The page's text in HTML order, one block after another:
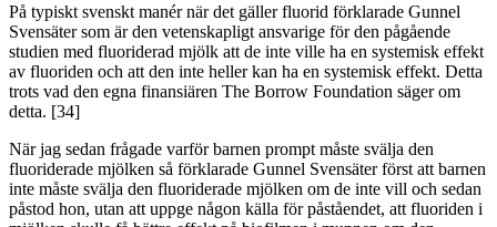
På typiskt svenskt manér när det gäller fluorid förklarade Gunnel
Svensäter som är den vetenskapligt ansvarige för den pågående
studien med fluoriderad mjölk att de inte ville ha en systemisk effekt
av fluoriden och att den inte heller kan ha en systemisk effekt. Detta
trots vad den egna finansiären The Borrow Foundation säger om
detta. [34]
När jag sedan frågade varför barnen prompt måste svälja den
fluoriderade mjölken så förklarade Gunnel Svensäter först att barnen
inte måste svälja den fluoriderade mjölken om de inte vill och sedan
påstod hon, utan att uppge någon källa för påståendet, att fluoriden i